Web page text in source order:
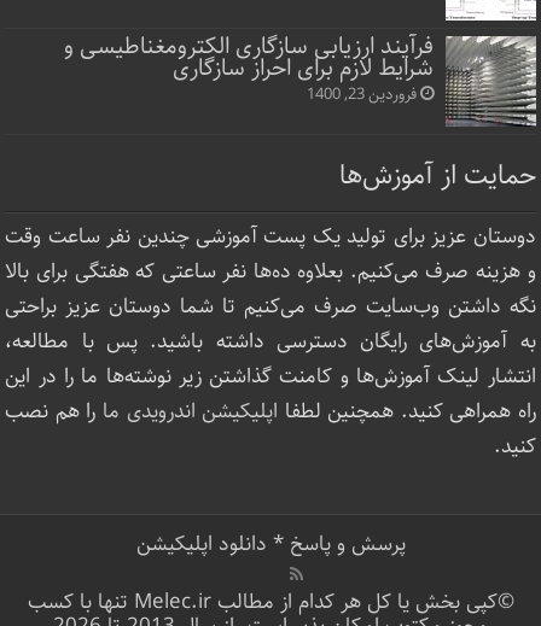
فرآیند ارزیابی سازگاری الکترومغناطیسی و
شرایط لازم برای احراز سازگاری
فروردین 23, 1400
حمایت از آموزش‌ها
دوستان عزیز برای تولید یک پست آموزشی چندین نفر ساعت‌ وقت
و هزینه صرف می‌کنیم. بعلاوه ده‌ها نفر ساعتی که هفتگی برای بالا
نگه داشتن وب‌سایت صرف ‌می‌کنیم تا شما دوستان عزیز براحتی
به آموزش‌های رایگان دسترسی داشته باشید. پس با مطالعه،
انتشار لینک‌ آموزش‌ها و کامنت گذاشتن زیر نوشته‌‌ها ما را در این
راه همراهی کنید. همچنین لطفا اپلیکیشن اندرویدی ما را هم نصب
کنید.
پرسش و پاسخ* دانلود اپلیکیشن
©کپی بخش یا کل هر کدام از مطالب Melec.ir تنها با کسب